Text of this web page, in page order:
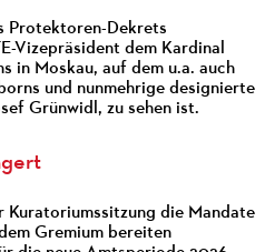
Protektoren-Dekrets
Vizepräsident dem Kardinal
in Moskau, auf dem u.a. auch
und nunmehrige designierte
Grünwidl, zu sehen ist.
Kuratoriumssitzung die Mandate
Gremium bereiten